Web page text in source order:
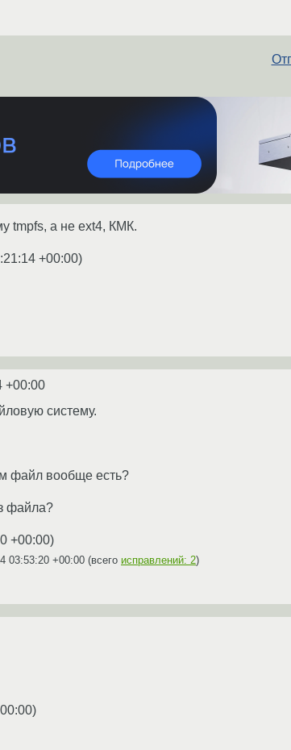
tmpfs, а не ext4, КМК.
+00:00)
+00:00
систему.
файл вообще есть?
файла?
+00:00)
03:53:20 +00:00 (всего исправлений: 2)
)